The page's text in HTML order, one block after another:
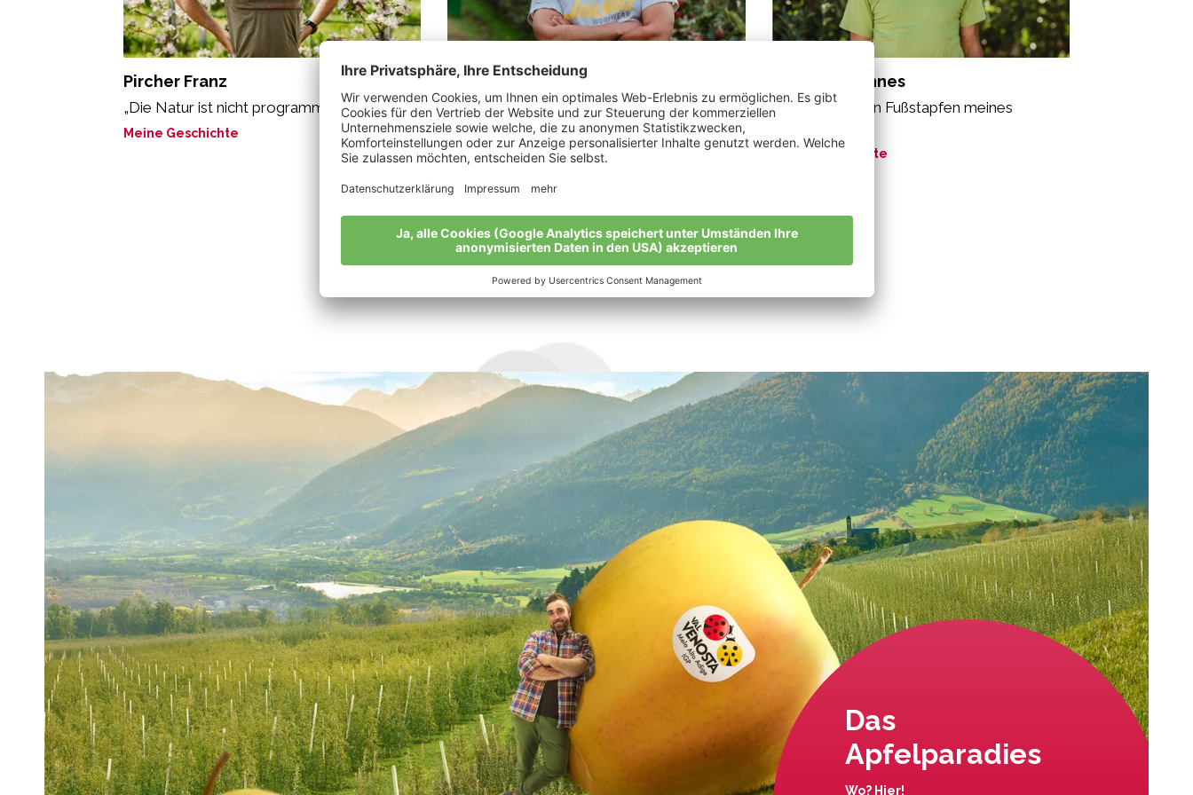
Pircher Franz
„Die Natur ist nicht programmierbar.“
Meine Geschichte
Kuppelwieser Simon
„Nur viele Fragen bringen viele Antworten.“
Meine Geschichte
Gorfer Johannes
„Glücklich in den Fußstapfen meines
Meine Geschichte
Alle Bio-Bauern im Überblick
Das
Apfelparadies
Wo? Hier!